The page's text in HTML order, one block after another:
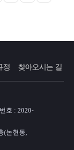
정 찾아오시는 길
호 : 2020-
(논현동,